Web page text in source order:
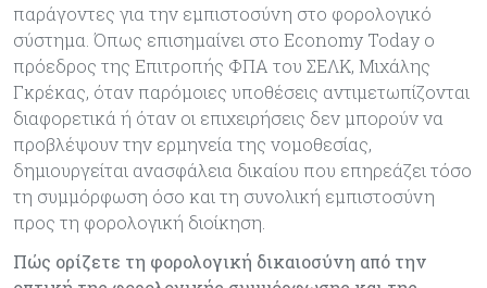
παράγοντες για την εμπιστοσύνη στο φορολογικό
σύστημα. Όπως επισημαίνει στο Economy Today ο
πρόεδρος της Επιτροπής ΦΠΑ του ΣΕΛΚ, Μιχάλης
Γκρέκας, όταν παρόμοιες υποθέσεις αντιμετωπίζονται
διαφορετικά ή όταν οι επιχειρήσεις δεν μπορούν να
προβλέψουν την ερμηνεία της νομοθεσίας,
δημιουργείται ανασφάλεια δικαίου που επηρεάζει τόσο
τη συμμόρφωση όσο και τη συνολική εμπιστοσύνη
προς τη φορολογική διοίκηση.
Πώς ορίζετε τη φορολογική δικαιοσύνη από την